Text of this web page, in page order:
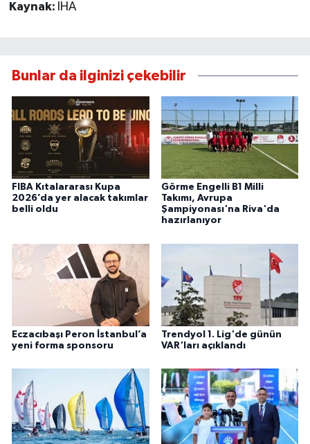
Kaynak: İHA
Bunlar da ilginizi çekebilir
FIBA Kıtalararası Kupa
2026’da yer alacak takımlar
belli oldu
Görme Engelli B1 Milli
Takımı, Avrupa
Şampiyonası'na Riva'da
hazırlanıyor
Eczacıbaşı Peron İstanbul’a
yeni forma sponsoru
Trendyol 1. Lig'de günün
VAR'ları açıklandı